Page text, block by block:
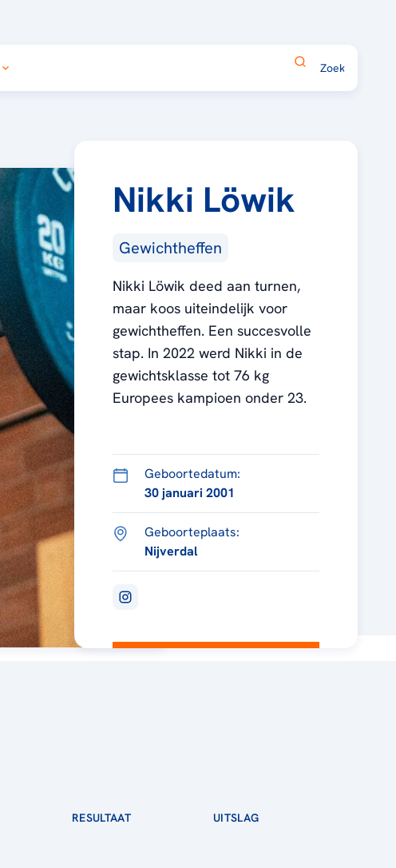
Nikki Löwik
Gewichtheffen
Nikki Löwik deed aan turnen,
maar koos uiteindelijk voor
gewichtheffen. Een succesvolle
stap. In 2022 werd Nikki in de
gewichtsklasse tot 76 kg
Europees kampioen onder 23.
Geboortedatum:
30 januari 2001
Geboorteplaats:
Nijverdal
RESULTAAT UITSLAG